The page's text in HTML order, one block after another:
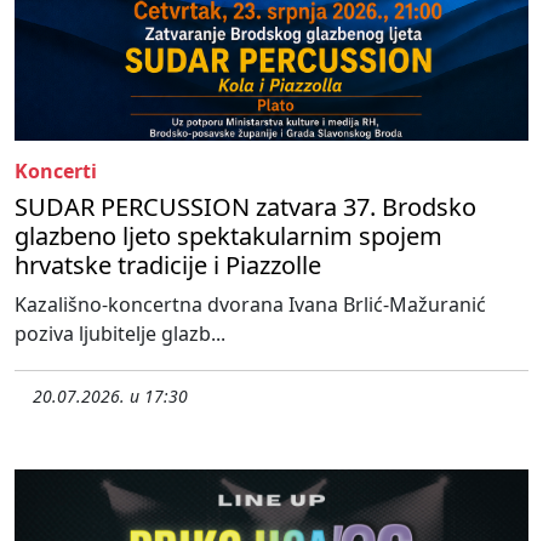
Koncerti
SUDAR PERCUSSION zatvara 37. Brodsko
glazbeno ljeto spektakularnim spojem
hrvatske tradicije i Piazzolle
Kazališno-koncertna dvorana Ivana Brlić-Mažuranić
poziva ljubitelje glazb...
20.07.2026. u 17:30